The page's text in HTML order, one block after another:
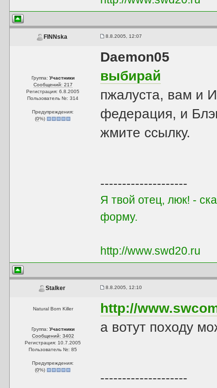
FINNska 8.8.2005, 12:07
Группа: Участники
Сообщений: 217
Регистрация: 6.8.2005
Пользователь №: 314
Предупреждения:
(0%)
Daemon05
выбирай
пжалуста, вам и
федерация, и
жмите ссылку.
--------------------
Я твой отец, люк! -
форму.
http://www.swd20.ru
Stalker 8.8.2005, 12:10
Natural Born Killer
Группа: Участники
Сообщений: 3402
Регистрация: 10.7.2005
Пользователь №: 85
Предупреждения:
(0%)
http://
а вотут походу
--------------------